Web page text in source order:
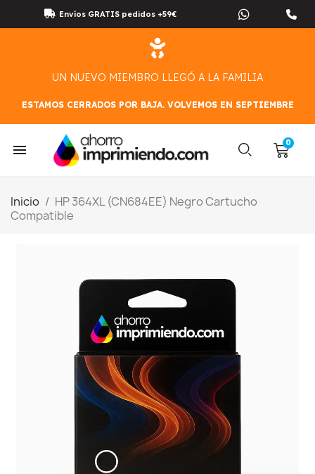
Envíos GRATIS pedidos +59€
UN NUEVO MIEMBRO LLEGÓ A LA FAMILIA
ESTAMOS CERRADOS POR BAJA. VOLVEMOS EN SEPTIEMBRE
Inicio
HP 364XL (CN684EE) Negro Cartucho
Compatible